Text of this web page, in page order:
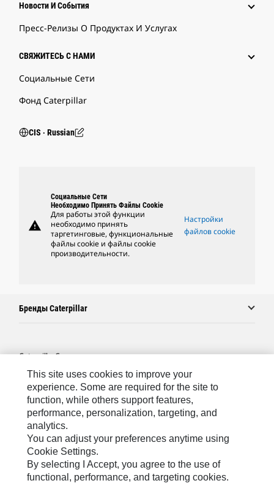
Новости И События
Пресс-Релизы О Продуктах И Услугах
СВЯЖИТЕСЬ С НАМИ
Социальные Сети
Фонд Caterpillar
CIS ‧ Russian
warning
Социальные Сети
Необходимо Принять Файлы Cookie
Для работы этой функции
необходимо принять
таргетинговые, функциональные
файлы cookie и файлы cookie
производительности.
Настройки
файлов cookie
Бренды Caterpillar
Caterpillar.com
Связаться С Caterpillar
Карта Сайта
Cookie Settings
Юридическая Информация
Конфиденциальность Личных Данных
This site uses cookies to improve your
experience. Some are required for the site to
function, while others support features,
performance, personalization, targeting, and
analytics.
You can adjust your preferences anytime using
Cookie Settings.
By selecting I Accept, you agree to the use of
functional, performance, and targeting cookies.